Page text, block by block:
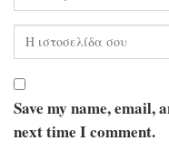
Save my name, email,
next time I comment.